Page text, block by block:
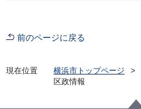
前のページに戻る
現在位置 横浜市トップページ
区政情報